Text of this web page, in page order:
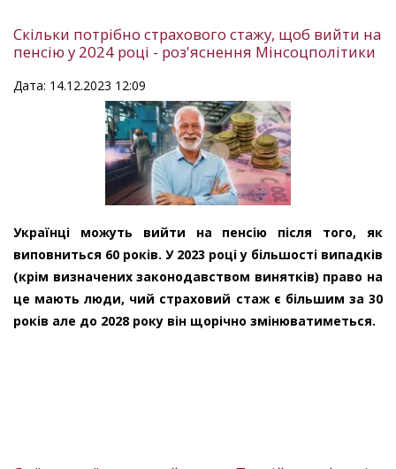
Скільки потрібно страхового стажу, щоб вийти на
пенсію у 2024 році - роз'яснення Мінсоцполітики
Дата: 14.12.2023 12:09
Українці можуть вийти на пенсію після того, як
виповниться 60 років. У 2023 році у більшості випадків
(крім визначених законодавством винятків) право на
це мають люди, чий страховий стаж є більшим за 30
років але до 2028 року він щорічно змінюватиметься.